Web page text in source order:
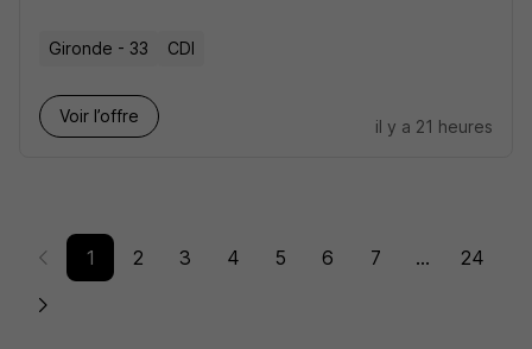
Gironde - 33 CDI
Voir l’offre
il y a 21 heures
1 2 3 4 5 6 7 ... 24